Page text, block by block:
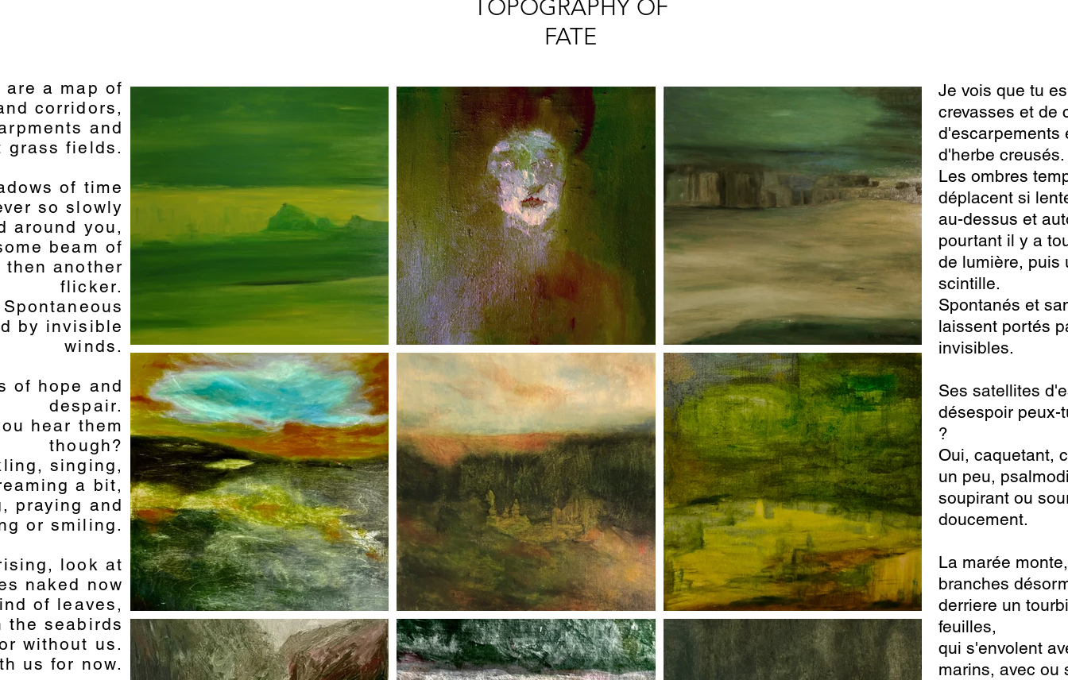
TOPOGRAPHY OF
FATE
a map of
corridors,
and
grass fields.
of time
so slowly
around you,
beam of
another
flicker.
Spontaneous
by invisible
winds.
of hope and
despair.
hear them
though?
singing,
a bit,
praying and
or smiling.
look at
naked now
of leaves,
the seabirds
without us.
us for now.
Je vois que tu
crevasses et de
d'escarpements
d'herbe creusés.
Les ombres
déplacent si
au-dessus et
pourtant il y a
de lumière, puis
scintille.
Spontanés et
laissent portés
invisibles.
Ses satellites
désespoir peux-
?
Oui, caquetant,
un peu,
soupirant ou
doucement.
La marée
branches
derriere un
feuilles,
qui s'envolent
marins, avec ou